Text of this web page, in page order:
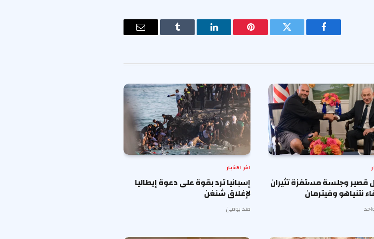
فيسبوك تويتر بينتيريستلينكدإن Tumblr
البريد
قصير وجلسة مستفزة تثيران
نتنياهو وفيترمان
اخر الاخبار
إسبانيا ترد بقوة على دعوة إيطاليا
لإغلاق شنغن
منذ يومين